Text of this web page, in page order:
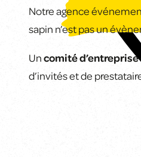
Notre agence
sapin n’est pas un
Uncomité d’entreprise
d’invités et de